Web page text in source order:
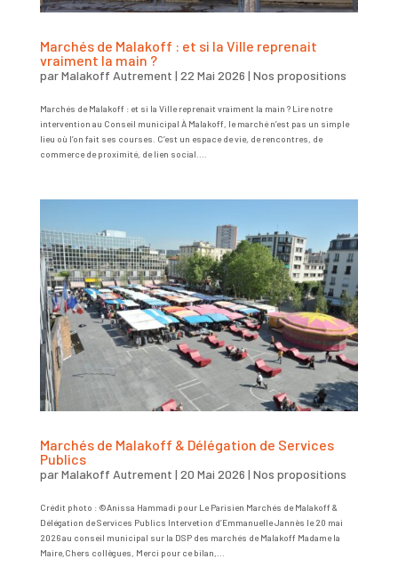
Marchés de Malakoff : et si la Ville reprenait
vraiment la main ?
parMalakoff Autrement | 22 Mai 2026 | Nos propositions
Marchés de Malakoff : et si la Ville reprenait vraiment la main ? Lire notre
intervention au Conseil municipal À Malakoff, le marché n’est pas un simple
lieu où l’on fait ses courses. C’est un espace de vie, de rencontres, de
commerce de proximité, de lien social....
Marchés de Malakoff & Délégation de Services
Publics
parMalakoff Autrement | 20 Mai 2026 | Nos propositions
Crédit photo : ©Anissa Hammadi pour Le Parisien Marchés de Malakoff &
Délégation de Services Publics Intervetion d’Emmanuelle Jannès le 20 mai
2026 au conseil municipal sur la DSP des marchés de Malakoff Madame la
Maire,Chers collègues, Merci pour ce bilan,...